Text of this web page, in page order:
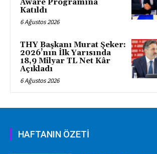
Aware Programına
Katıldı
6 Ağustos 2026
THY Başkanı Murat Şeker:
2026’nın İlk Yarısında
18,9 Milyar TL Net Kâr
Açıkladı
6 Ağustos 2026
HAFTANIN ÖZETİ